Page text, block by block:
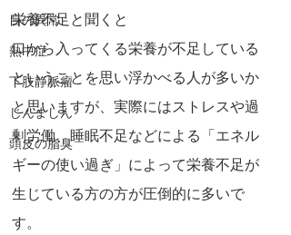
目の異常
熱中症
下肢静脈瘤
じんましん
頭皮の脂臭
栄養不足と聞くと
口から入ってくる栄養が不足している
ということを思い浮かべる人が多いか
と思いますが、実際にはストレスや過
剰労働、睡眠不足などによる「エネル
ギーの使い過ぎ」によって栄養不足が
生じている方の方が圧倒的に多いで
す。